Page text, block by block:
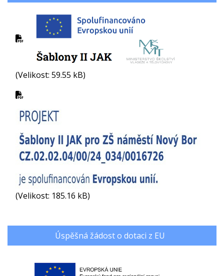
(Velikost: 59.55 kB)
(Velikost: 185.16 kB)
Úspěšná žádost o dotaci z EU